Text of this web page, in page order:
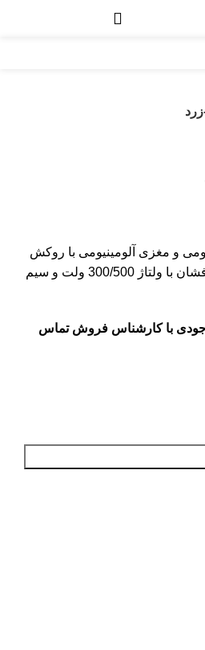
و مغزی آلومینیومی با روکش
مس تقسیم می شوند. همچنین بسته به نوع ولتاژنامی به سیم افشان با ولتاژ 300/500 ولت و سیم
با کارشناس فروش تماس